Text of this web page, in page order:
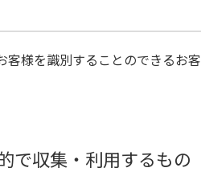
様を識別することのできるお客
で収集・利用するもの